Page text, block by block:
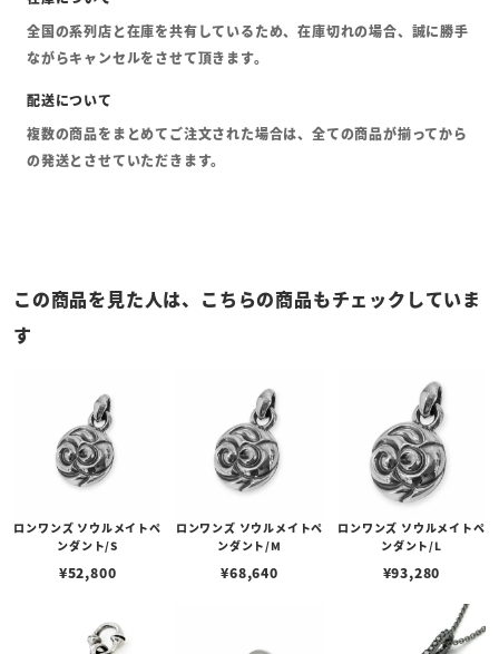
全国の系列店と在庫を共有しているため、在庫切れの場合、誠に勝手
ながらキャンセルをさせて頂きます。
複数の商品をまとめてご注文された場合は、全ての商品が揃ってから
の発送とさせていただきます。
この商品を見た人は、こちらの商品もチェックしていま
す
ロンワンズ ソウルメイトペ
ンダント/S
¥52,800
ロンワンズ ソウルメイトペ
ンダント/M
¥68,640
ロンワンズ ソウルメイトペ
ンダント/L
¥93,280